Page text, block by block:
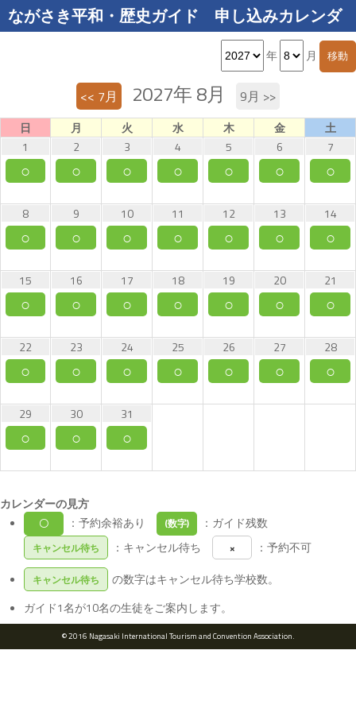
ながさき平和・歴史ガイド 申し込みカレンダ
年 月
<< 7月 2027年 8月 9月 >>
日 月 火 水 木 金
土
1
○
2
○
3
○
4
○
5
○
6
○
7
○
8
○
9
○
10
○
11
○
12
○
13
○
14
○
15
○
16
○
17
○
18
○
19
○
20
○
21
○
22
○
23
○
24
○
25
○
26
○
27
○
28
○
29
○
30
○
31
○
カレンダーの見方
〇 ：予約余裕あり (数字) ：ガイド残数
キャンセル待ち ：キャンセル待ち × ：予約不可
キャンセル待ち
の数字はキャンセル待ち学校数。
ガイド1名が10名の生徒をご案内します。
© 2016 Nagasaki International Tourism and Convention Association.